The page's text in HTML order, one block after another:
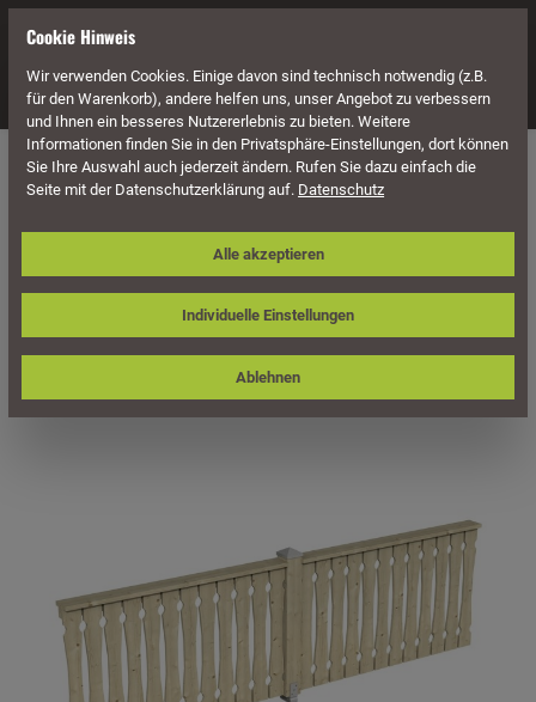
Navigation
Häuser & Pavillons Pavillons
Skan Holz Brüstung 335 x 96 cm,
Balkonschalung, für Pavillons Cannes
und Orleans Größe 2
Cookie Hinweis
Wir verwenden Cookies. Einige davon sind technisch notwendig (z.B.
für den Warenkorb), andere helfen uns, unser Angebot zu verbessern
und Ihnen ein besseres Nutzererlebnis zu bieten. Weitere
Informationen finden Sie in den Privatsphäre-Einstellungen, dort können
Sie Ihre Auswahl auch jederzeit ändern. Rufen Sie dazu einfach die
Seite mit der Datenschutzerklärung auf. Datenschutz
Individuelle Einstellungen
Ablehnen
Alle akzeptieren